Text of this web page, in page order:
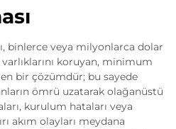
binlerce veya milyonlarca dolar
koruyan, minimum
bir çözümdür; bu sayede
ömrü uzatarak olağanüstü
kurulum hataları veya
akım olayları meydana